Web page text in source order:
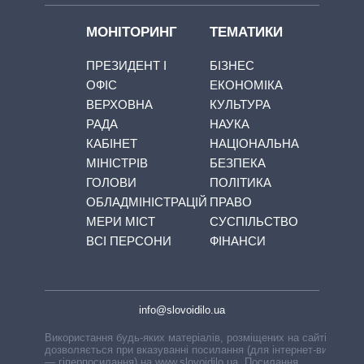
МОНІТОРИНГ
ПРЕЗИДЕНТ І
ОФІС
ВЕРХОВНА
РАДА
КАБІНЕТ
МІНІСТРІВ
ГОЛОВИ
ОБЛАДМІНІСТРАЦІЙ
МЕРИ МІСТ
ВСІ ПЕРСОНИ
ТЕМАТИКИ
БІЗНЕС
ЕКОНОМІКА
КУЛЬТУРА
НАУКА
НАЦІОНАЛЬНА
БЕЗПЕКА
ПОЛІТИКА
ПРАВО
СУСПІЛЬСТВО
ФІНАНСИ
info@slovoidilo.ua
Використання будь-яких матеріалів, розміщених на сайті,
дозволяється при вказуванні посилання (для інтернет-видань